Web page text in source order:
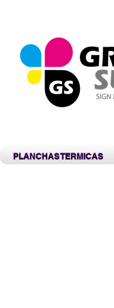
PLANCHAS TERMICAS